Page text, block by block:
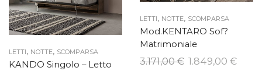
LETTI, NOTTE, SCOMPARSA
KANDO Singolo – Letto
LETTI, NOTTE, SCOMPARSA
Mod.KENTARO Sof?
Matrimoniale
3.171,00€ Il1.849,00 €Il